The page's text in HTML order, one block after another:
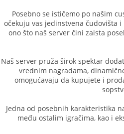
Posebno se ističemo po našim
očekuju vas jedinstvena čudovišta
ono što naš server čini zaista
Naš server pruža širok spektar
vrednim nagradama,
omogućavaju da kupujete i
Jedna od posebnih karakteristika
među ostalim igračima, kao i